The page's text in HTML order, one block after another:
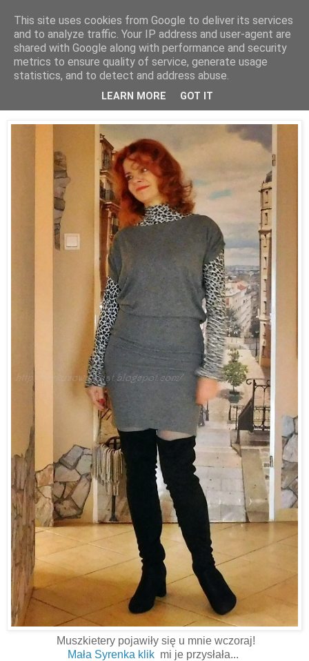
03 lutego 2016
Muszkietery i szczypta pantery;)
Muszkietery pojawiły się u mnie wczoraj!
Mała Syrenka klik mi je przysłała...
This site uses cookies from Google to deliver its services
and to analyze traffic. Your IP address and user-agent are
shared with Google along with performance and security
metrics to ensure quality of service, generate usage
statistics, and to detect and address abuse.
LEARN MORE GOT IT